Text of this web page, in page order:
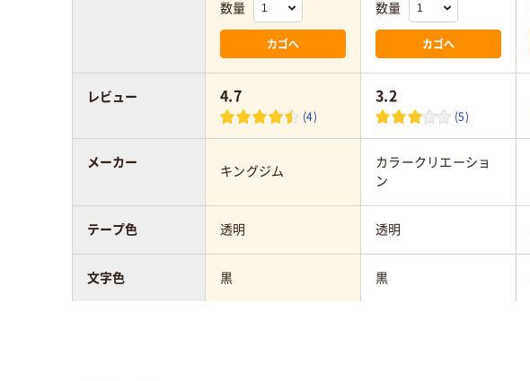
数量
カゴへ
数量
カゴへ
4.7
(4)
3.2
(5)
キングジム
カラークリエーショ
ン
透明 透明
黒 黒
レビュー
メーカー
テープ色
文字色